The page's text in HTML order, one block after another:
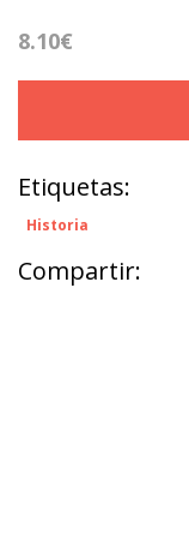
8.10€
Etiquetas:
Historia
Compartir: